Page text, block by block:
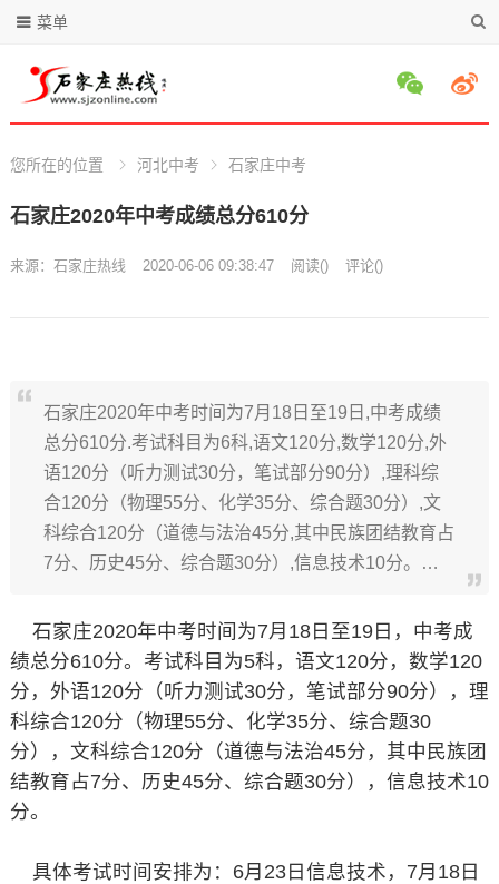
菜单
您所在的位置 河北中考 石家庄中考
石家庄2020年中考成绩总分610分
来源： 石家庄热线 2020-06-06 09:38:47 阅读() 评论()
石家庄2020年中考时间为7月18日至19日,中考成绩
总分610分.考试科目为6科,语文120分,数学120分,外
语120分（听力测试30分，笔试部分90分）,理科综
合120分（物理55分、化学35分、综合题30分）,文
科综合120分（道德与法治45分,其中民族团结教育占
7分、历史45分、综合题30分）,信息技术10分。…
石家庄2020年中考时间为7月18日至19日，中考成
绩总分610分。考试科目为5科，语文120分，数学120
分，外语120分（听力测试30分，笔试部分90分），理
科综合120分（物理55分、化学35分、综合题30
分），文科综合120分（道德与法治45分，其中民族团
结教育占7分、历史45分、综合题30分），信息技术10
分。
具体考试时间安排为：6月23日信息技术，7月18日